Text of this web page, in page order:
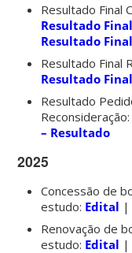
Resultado Final
Resultado Final
Resultado
Resultado Final
Resultado Final
Resultado
Reconsideração:
– Resultado
2025
Concessão de
estudo: Edital |
Renovação de
estudo: Edital |